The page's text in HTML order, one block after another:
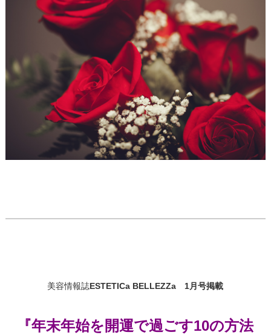
美容情報誌ESTETICa BELLEZZa 1月号掲載
『年末年始を開運で過ごす10の方法